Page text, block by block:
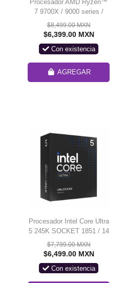
Procesador AMD Ryzen™
7 9700X / 9000 series /
Granite Ridge AM5 / Zen 5
/ 8 Núcleos / 16 Hilos /
PCIe® 5.0 / AMD
$8,499.00 MXN
$6,399.00 MXN
Con existencia
AGREGAR
Procesador Intel Core Ultra
5 245K SOCKET 1851 / 14
Nucleos / 4.2 GHz /
LGA1851 / BX80768245K
$7,799.00 MXN
$6,499.00 MXN
Con existencia